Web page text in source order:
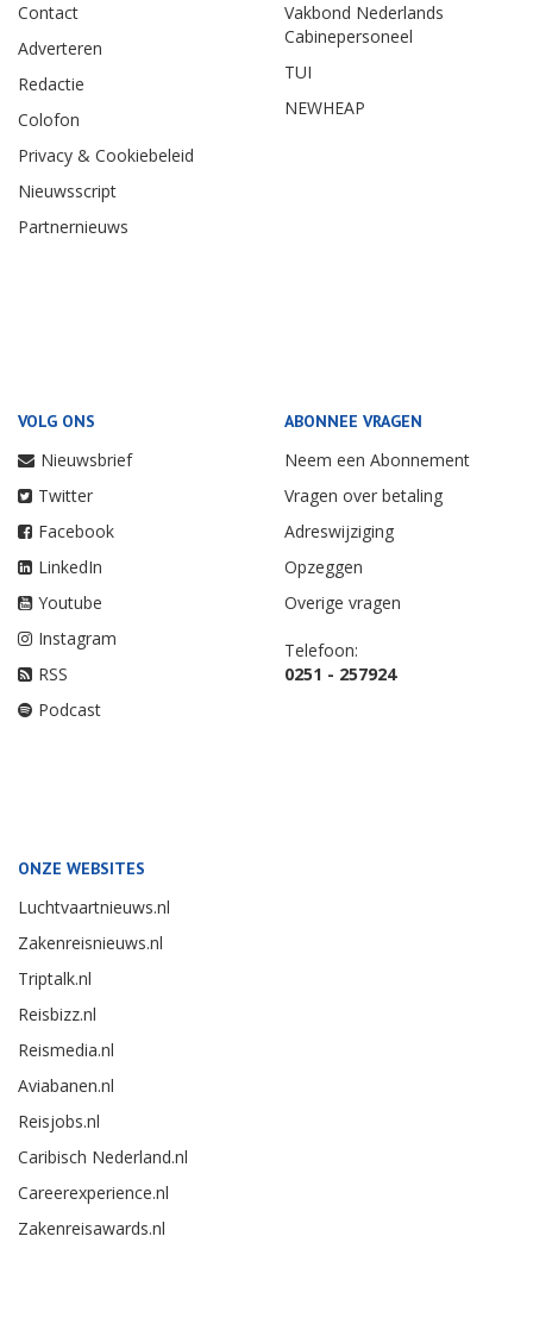
Contact
Adverteren
Redactie
Colofon
Privacy & Cookiebeleid
Nieuwsscript
Partnernieuws
Vakbond Nederlands
Cabinepersoneel
TUI
NEWHEAP
VOLG ONS
Nieuwsbrief
Twitter
Facebook
LinkedIn
Youtube
Instagram
RSS
Podcast
ABONNEE VRAGEN
Neem een Abonnement
Vragen over betaling
Adreswijziging
Opzeggen
Overige vragen
Telefoon:
0251 - 257924
ONZE WEBSITES
Luchtvaartnieuws.nl
Zakenreisnieuws.nl
Triptalk.nl
Reisbizz.nl
Reismedia.nl
Aviabanen.nl
Reisjobs.nl
Caribisch Nederland.nl
Careerexperience.nl
Zakenreisawards.nl